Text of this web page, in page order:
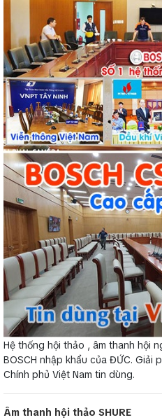
Hệ thống hội thảo , âm thanh hội
BOSCH nhập khẩu của ĐỨC. Giải
Chính phủ Việt Nam tin dùng.
Âm thanh hội thảo SHURE